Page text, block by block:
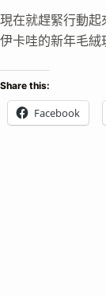
現在就趕緊行動起
伊卡哇的新年毛絨
Share this:
Facebook